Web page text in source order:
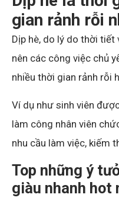
gian rảnh rỗi
Dịp hè, do lý do thời tiết
nên các công việc chủ
nhiều thời gian rảnh rỗi
Ví dụ như sinh viên
làm công nhân viên
nhu cầu làm việc, kiếm
Top những ý
giàu nhanh hot